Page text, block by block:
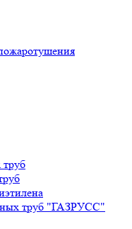
труб
труб "ГАЗРУСС"